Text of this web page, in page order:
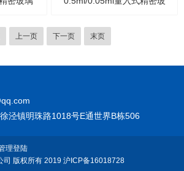
过检） 璃量筒（支持定制可过检）
上一页 下一页 末页
徐泾镇明珠路1018号E通世界B栋506
理登陆
司 版权所有 2019沪ICP备16018728